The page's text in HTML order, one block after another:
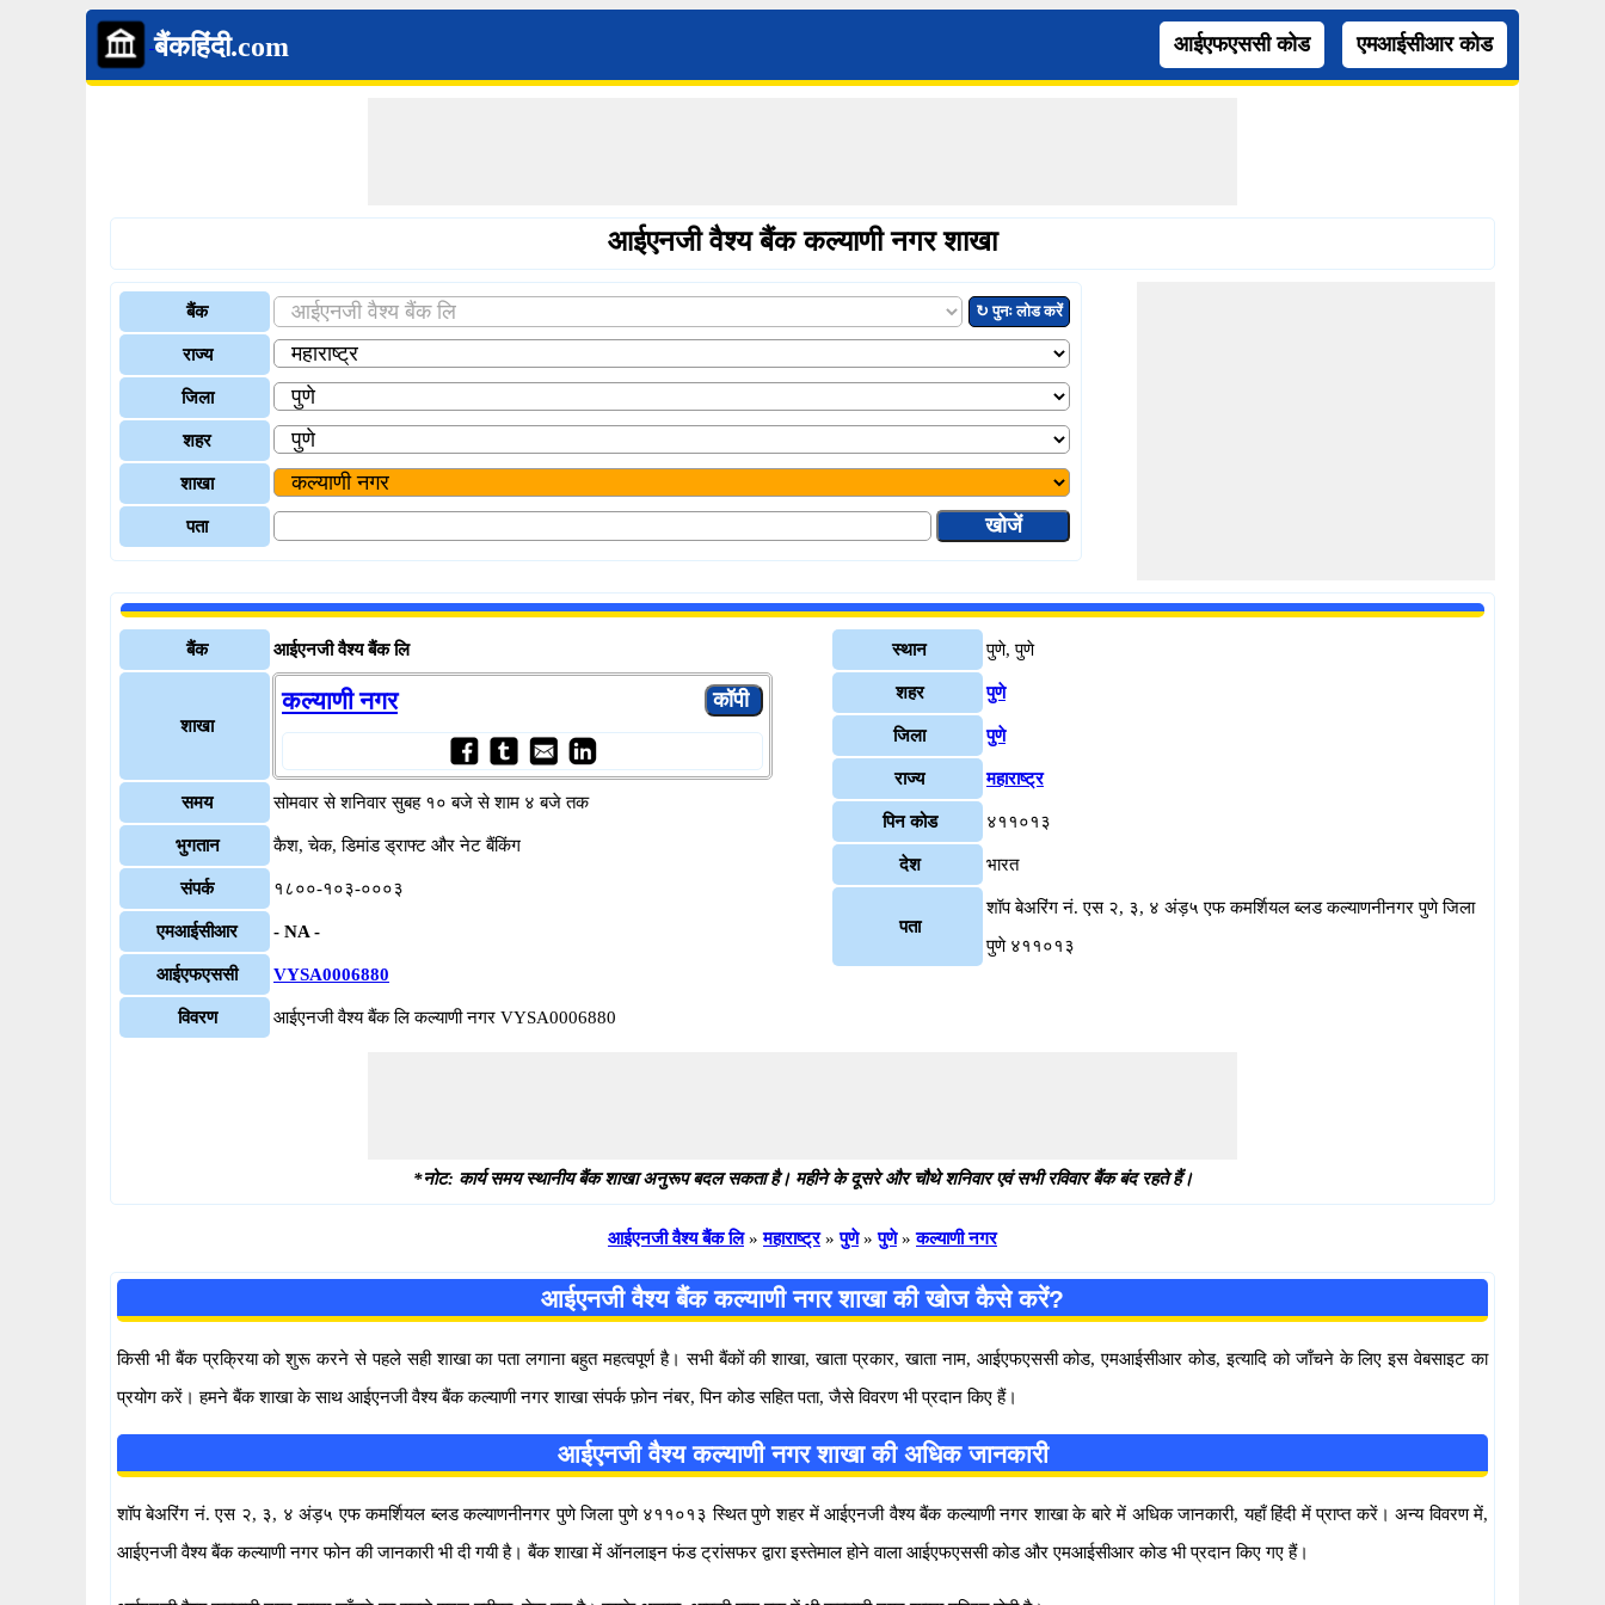
बैंकहिंदी.com आईएफएससी कोड एमआईसीआर कोड
आईएनजी वैश्य बैंक कल्याणी नगर शाखा
बैंक ↻ पुनः लोड करें
राज्य
जिला
शहर
शाखा
पता
बैंक आईएनजी वैश्य बैंक लि
शाखा
कल्याणी नगर
समय सोमवार से शनिवार सुबह १० बजे से शाम ४ बजे तक
भुगतान कैश, चेक, डिमांड ड्राफ्ट और नेट बैंकिंग
संपर्क १८००-१०३-०००३
एमआईसीआर - NA -
आईएफएससी VYSA0006880
विवरण आईएनजी वैश्य बैंक लि कल्याणी नगर VYSA0006880
स्थान पुणे, पुणे
शहर पुणे
जिला पुणे
राज्य महाराष्ट्र
पिन कोड ४११०१३
देश भारत
पता
शॉप बेअरिंग नं. एस २, ३, ४ अंड़५ एफ कमर्शियल ब्लड कल्याणनीनगर पुणे जिला
पुणे ४११०१३
*नोट: कार्य समय स्थानीय बैंक शाखा अनुरूप बदल सकता है। महीने के दूसरे और चौथे शनिवार एवं सभी रविवार बैंक बंद रहते हैं।
आईएनजी वैश्य बैंक लि » महाराष्ट्र » पुणे » पुणे » कल्याणी नगर
आईएनजी वैश्य बैंक कल्याणी नगर शाखा की खोज कैसे करें?
किसी भी बैंक प्रक्रिया को शुरू करने से पहले सही शाखा का पता लगाना बहुत महत्वपूर्ण है। सभी बैंकों की शाखा, खाता प्रकार, खाता नाम, आईएफएससी कोड, एमआईसीआर कोड, इत्यादि को जाँचने के लिए इस वेबसाइट का
प्रयोग करें। हमने बैंक शाखा के साथ आईएनजी वैश्य बैंक कल्याणी नगर शाखा संपर्क फ़ोन नंबर, पिन कोड सहित पता, जैसे विवरण भी प्रदान किए हैं।
आईएनजी वैश्य कल्याणी नगर शाखा की अधिक जानकारी
शॉप बेअरिंग नं. एस २, ३, ४ अंड़५ एफ कमर्शियल ब्लड कल्याणनीनगर पुणे जिला पुणे ४११०१३ स्थित पुणे शहर में आईएनजी वैश्य बैंक कल्याणी नगर शाखा के बारे में अधिक जानकारी, यहाँ हिंदी में प्राप्त करें। अन्य विवरण में,
आईएनजी वैश्य बैंक कल्याणी नगर फोन की जानकारी भी दी गयी है। बैंक शाखा में ऑनलाइन फंड ट्रांसफर द्वारा इस्तेमाल होने वाला आईएफएससी कोड और एमआईसीआर कोड भी प्रदान किए गए हैं।